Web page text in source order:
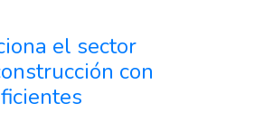
el sector
con